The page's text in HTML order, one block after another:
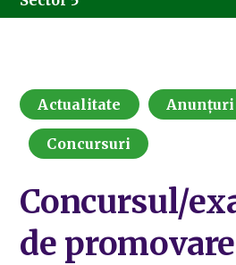
Actualitate Anunțuri
Concursuri
Concursul/
de